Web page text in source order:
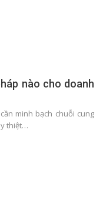
nào cho doanh
minh bạch chuỗi cung
thiệt…